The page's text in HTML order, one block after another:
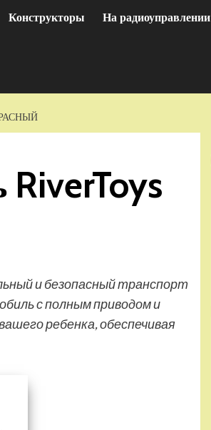
Конструкторы На радиоуправлении
и безопасный транспорт
с полным приводом и
ребенка, обеспечивая